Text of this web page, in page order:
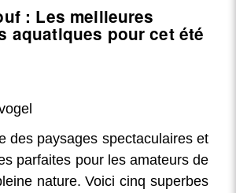
: Les meilleures
aquatiques pour cet été
des paysages spectaculaires et
parfaites pour les amateurs de
nature. Voici cinq superbes